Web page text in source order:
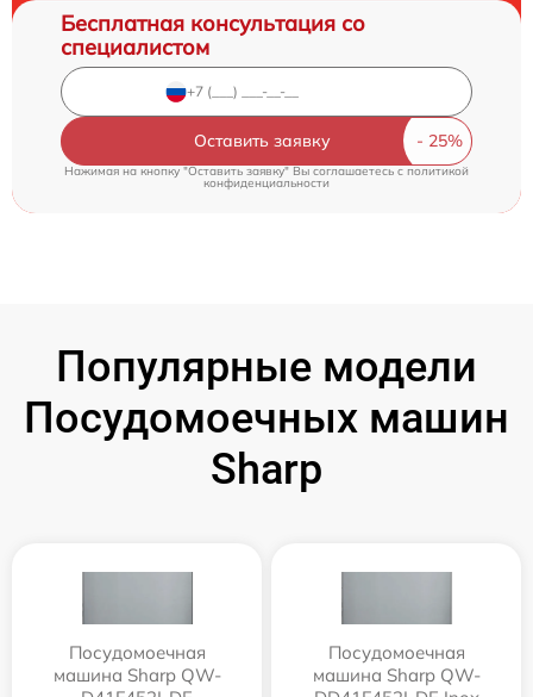
Бесплатная консультация со
специалистом
Оставить заявку
Нажимая на кнопку "Оставить заявку" Вы соглашаетесь cполитикой
конфиденциальности
Популярные модели
Посудомоечных машин
Sharp
Посудомоечная
машина Sharp QW-
Посудомоечная
машина Sharp QW-